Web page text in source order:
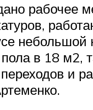
рабочее
небольшой
в 18 м2,
и